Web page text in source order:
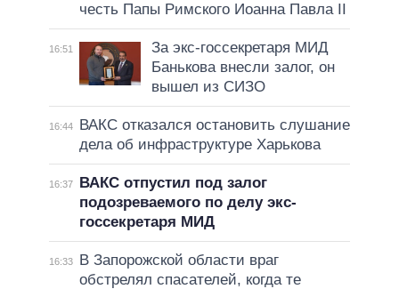
честь Папы Римского Иоанна Павла II
16:51
За экс-госсекретаря МИД
Банькова внесли залог, он
вышел из СИЗО
16:44
ВАКС отказался остановить слушание
дела об инфраструктуре Харькова
16:37
ВАКС отпустил под залог
подозреваемого по делу экс-
госсекретаря МИД
16:33
В Запорожской области враг
обстрелял спасателей, когда те